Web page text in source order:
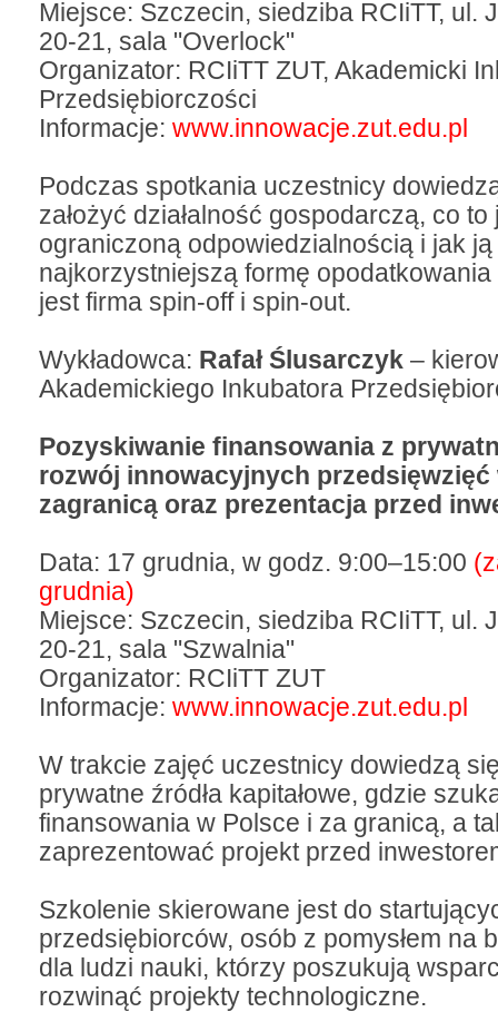
Miejsce: Szczecin, siedziba RCIiTT, ul.
20-21, sala "Overlock"
Organizator: RCIiTT ZUT, Akademicki
Przedsiębiorczości
Informacje: www.innowacje.zut.edu.pl
Podczas spotkania uczestnicy
założyć działalność gospodarczą, co to
ograniczoną odpowiedzialnością i jak
najkorzystniejszą formę
jest firma spin-off i spin-out.
Wykładowca: Rafał Ślusarczyk –
Akademickiego Inkubatora
Pozyskiwanie finansowania z
rozwój innowacyjnych przedsięwzięć
zagranicą oraz prezentacja przed
Data: 17 grudnia, w godz. 9:00–15:00
grudnia)
Miejsce: Szczecin, siedziba RCIiTT, ul.
20-21, sala "Szwalnia"
Organizator: RCIiTT ZUT
Informacje: www.innowacje.zut.edu.pl
W trakcie zajęć uczestnicy dowiedzą
prywatne źródła kapitałowe, gdzie
finansowania w Polsce i za granicą, a
zaprezentować projekt przed
Szkolenie skierowane jest do
przedsiębiorców, osób z pomysłem na
dla ludzi nauki, którzy poszukują
rozwinąć projekty technologiczne.